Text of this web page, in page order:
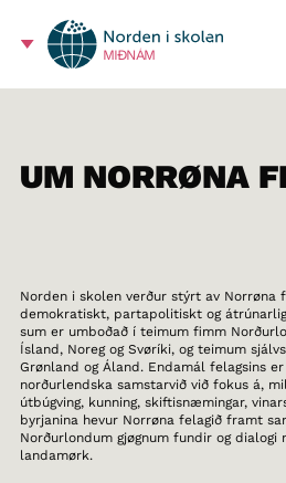
MIÐNÁM
UM NORRØNA
Norden i skolen verður stýrt av Norrøna
demokratiskt, partapolitiskt og
sum er umboðað í teimum fimm
Ísland, Noreg og Svøríki, og teimum
Grønland og Áland. Endamál felagsins
norðurlendska samstarvið við fokus á,
útbúgving, kunning, skiftisnæmingar,
byrjanina hevur Norrøna felagið framt
Norðurlondum gjøgnum fundir og dialogi
landamørk.